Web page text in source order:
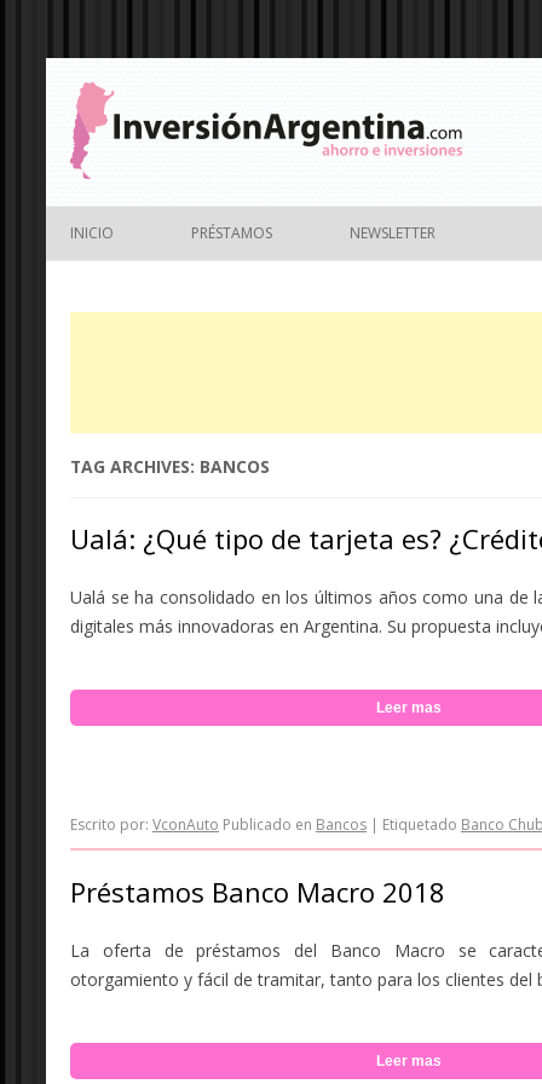
INICIO PRÉSTAMOS NEWSLETTER
TAG ARCHIVES: BANCOS
Ualá: ¿Qué tipo de tarjeta es?
Ualá se ha consolidado en los últimos años como una de
digitales más innovadoras en Argentina. Su propuesta
Leer mas
Escrito por: VconAuto Publicado en Bancos | Etiquetado Banco
Préstamos Banco Macro 2018
La oferta de préstamos del Banco Macro se
otorgamiento y fácil de tramitar, tanto para los clientes del
Leer mas